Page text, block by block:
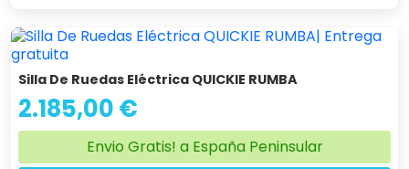
Silla De Ruedas Eléctrica QUICKIE RUMBA
2.185,00 €
Envio Gratis! a España Peninsular